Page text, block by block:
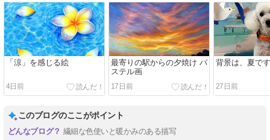
「涼」を感じる絵
4日前
最寄りの駅からの夕焼け パ
ステル画
17日前
背景は、夏で
27日前
このブログのここがポイント
繊細な色使いと暖かみのある描写